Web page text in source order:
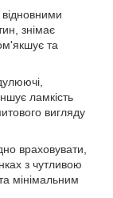
знімає
та
ламкість
вигляду
враховувати,
з чутливою
мінімальним